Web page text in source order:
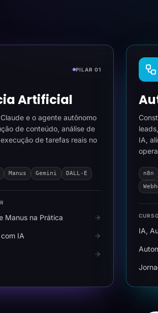
PILAR 01
Artificial
e o agente autônomo
de conteúdo, análise de
de tarefas reais no
Manus Gemini DALL-E
Manus na Prática
IA
IA,
n8n
IA,